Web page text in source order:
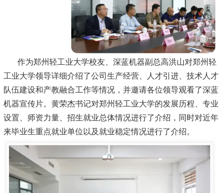
作为郑州轻工业大学校友、深蓝机器副总高洪山对郑州轻
工业大学领导详细介绍了公司生产经营、人才引进、技术人才
队伍建设和产教融合工作等情况，并邀请各位领导观看了深蓝
机器宣传片。黄荣杰书记对郑州轻工业大学的发展历程、专业
设置、师资力量、招生就业总体情况进行了介绍，同时对近年
来毕业生重点就业单位以及就业稳定情况进行了介绍。